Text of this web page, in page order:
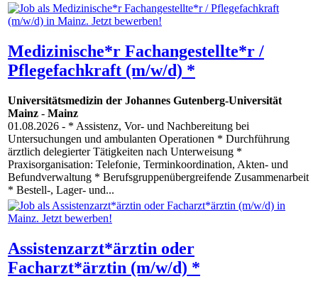
Medizinische*r Fachangestellte*r /
Pflegefachkraft (m/w/d) *
Universitätsmedizin der Johannes Gutenberg-Universität
Mainz - Mainz
01.08.2026 - * Assistenz, Vor- und Nachbereitung bei
Untersuchungen und ambulanten Operationen * Durchführung
ärztlich delegierter Tätigkeiten nach Unterweisung *
Praxisorganisation: Telefonie, Terminkoordination, Akten- und
Befundverwaltung * Berufsgruppenübergreifende Zusammenarbeit
* Bestell-, Lager- und...
Assistenzarzt*ärztin oder
Facharzt*ärztin (m/w/d) *